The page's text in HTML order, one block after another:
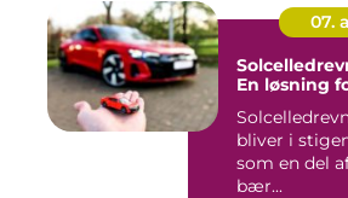
07.
En løsning
bliver i
som en del
bær...